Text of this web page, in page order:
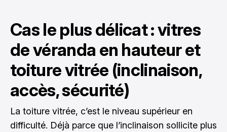
Cas le plus délicat : vitres
de véranda en hauteur et
toiture vitrée (inclinaison,
accès, sécurité)
La toiture vitrée, c’est le niveau supérieur en
difficulté. Déjà parce que l’inclinaison sollicite plus